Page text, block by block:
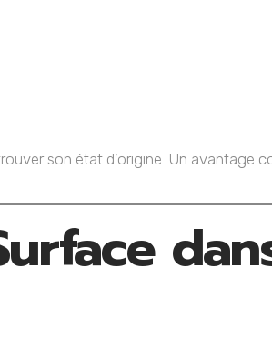
son état d’origine. Un avantage